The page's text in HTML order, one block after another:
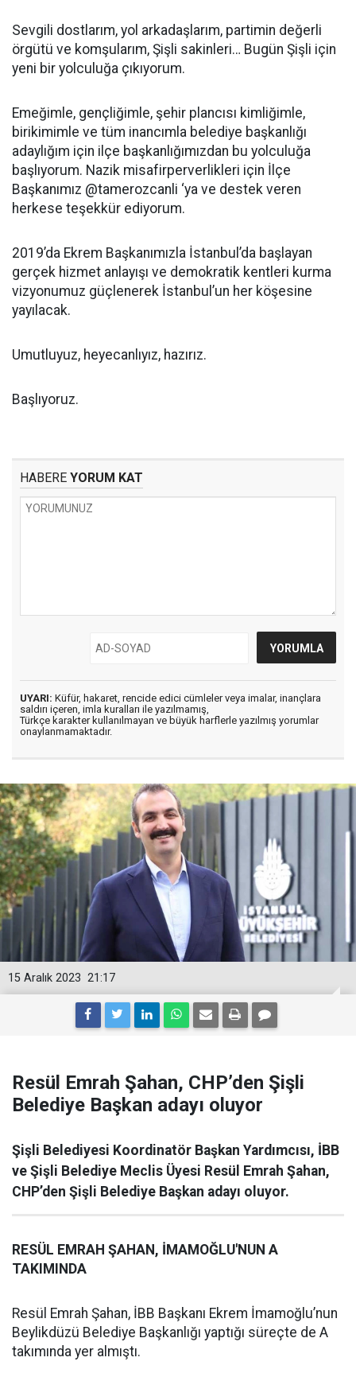
Sevgili dostlarım, yol arkadaşlarım, partimin değerli
örgütü ve komşularım, Şişli sakinleri… Bugün Şişli için
yeni bir yolculuğa çıkıyorum.
Emeğimle, gençliğimle, şehir plancısı kimliğimle,
birikimimle ve tüm inancımla belediye başkanlığı
adaylığım için ilçe başkanlığımızdan bu yolculuğa
başlıyorum. Nazik misafirperverlikleri için İlçe
Başkanımız @tamerozcanli ‘ya ve destek veren
herkese teşekkür ediyorum.
2019’da Ekrem Başkanımızla İstanbul’da başlayan
gerçek hizmet anlayışı ve demokratik kentleri kurma
vizyonumuz güçlenerek İstanbul’un her köşesine
yayılacak.
Umutluyuz, heyecanlıyız, hazırız.
Başlıyoruz.
HABERE YORUM KAT
UYARI: Küfür, hakaret, rencide edici cümleler veya imalar, inançlara
saldırı içeren, imla kuralları ile yazılmamış,
Türkçe karakter kullanılmayan ve büyük harflerle yazılmış yorumlar
onaylanmamaktadır.
21:17
15 Aralık 2023
Resül Emrah Şahan, CHP’den Şişli
Belediye Başkan adayı oluyor
Şişli Belediyesi Koordinatör Başkan Yardımcısı, İBB
ve Şişli Belediye Meclis Üyesi Resül Emrah Şahan,
CHP’den Şişli Belediye Başkan adayı oluyor.
RESÜL EMRAH ŞAHAN, İMAMOĞLU'NUN A
TAKIMINDA
Resül Emrah Şahan, İBB Başkanı Ekrem İmamoğlu’nun
Beylikdüzü Belediye Başkanlığı yaptığı süreçte de A
takımında yer almıştı.